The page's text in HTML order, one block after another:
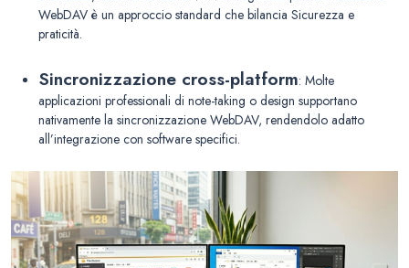
WebDAV è un approccio standard che bilancia Sicurezza e
praticità.
Sincronizzazione cross-platform: Molte
applicazioni professionali di note-taking o design supportano
nativamente la sincronizzazione WebDAV, rendendolo adatto
all’integrazione con software specifici.